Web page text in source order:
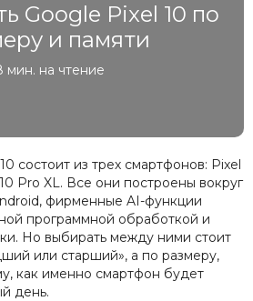
Google Pixel 10 по
и памяти
мин. на чтение
состоит из трех смартфонов: Pixel
Pro XL. Все они построены вокруг
фирменные AI-функции
программной обработкой и
Но выбирать между ними стоит
или старший», а по размеру,
как именно смартфон будет
день.